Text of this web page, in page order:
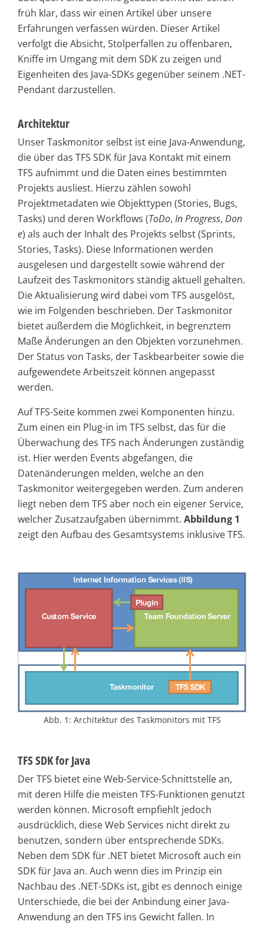
früh klar, dass wir einen Artikel über unsere
Erfahrungen verfassen würden. Dieser Artikel
verfolgt die Absicht, Stolperfallen zu offenbaren,
Kniffe im Umgang mit dem SDK zu zeigen und
Eigenheiten des Java-SDKs gegenüber seinem .NET-
Pendant darzustellen.
Architektur
Unser Taskmonitor selbst ist eine Java-Anwendung,
die über das TFS SDK für Java Kontakt mit einem
TFS aufnimmt und die Daten eines bestimmten
Projekts ausliest. Hierzu zählen sowohl
Projektmetadaten wie Objekttypen (Stories, Bugs,
Tasks) und deren Workflows (ToDo, In Progress, Don
e) als auch der Inhalt des Projekts selbst (Sprints,
Stories, Tasks). Diese Informationen werden
ausgelesen und dargestellt sowie während der
Laufzeit des Taskmonitors ständig aktuell gehalten.
Die Aktualisierung wird dabei vom TFS ausgelöst,
wie im Folgenden beschrieben. Der Taskmonitor
bietet außerdem die Möglichkeit, in begrenztem
Maße Änderungen an den Objekten vorzunehmen.
Der Status von Tasks, der Taskbearbeiter sowie die
aufgewendete Arbeitszeit können angepasst
werden.
Auf TFS-Seite kommen zwei Komponenten hinzu.
Zum einen ein Plug-in im TFS selbst, das für die
Überwachung des TFS nach Änderungen zuständig
ist. Hier werden Events abgefangen, die
Datenänderungen melden, welche an den
Taskmonitor weitergegeben werden. Zum anderen
liegt neben dem TFS aber noch ein eigener Service,
welcher Zusatzaufgaben übernimmt. Abbildung 1
zeigt den Aufbau des Gesamtsystems inklusive TFS.
Abb. 1: Architektur des Taskmonitors mit TFS
TFS SDK for Java
Der TFS bietet eine Web-Service-Schnittstelle an,
mit deren Hilfe die meisten TFS-Funktionen genutzt
werden können. Microsoft empfiehlt jedoch
ausdrücklich, diese Web Services nicht direkt zu
benutzen, sondern über entsprechende SDKs.
Neben dem SDK für .NET bietet Microsoft auch ein
SDK für Java an. Auch wenn dies im Prinzip ein
Nachbau des .NET-SDKs ist, gibt es dennoch einige
Unterschiede, die bei der Anbindung einer Java-
Anwendung an den TFS ins Gewicht fallen. In